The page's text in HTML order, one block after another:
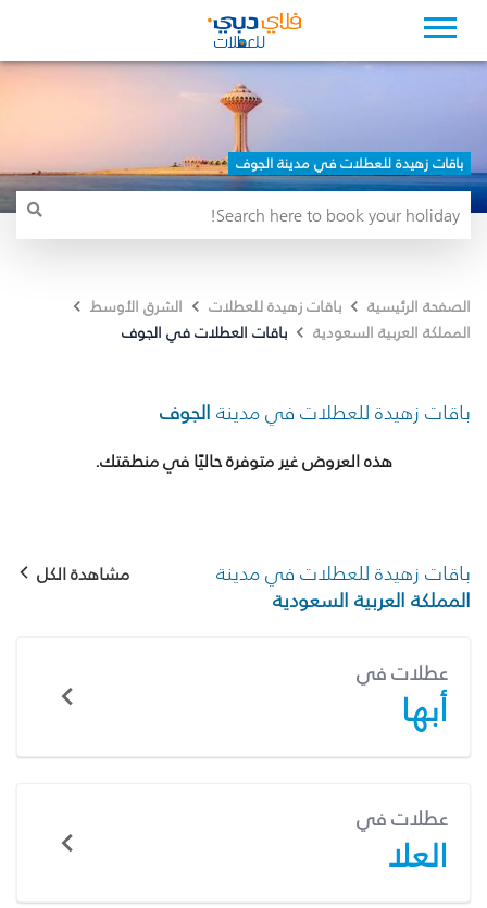
باقات زهيدة للعطلات في مدينة الجوف
الصفحة الرئيسية باقات زهيدة للعطلات
الشرق الأوسط
المملكة العربية السعودية
باقات العطلات في الجوف
باقات زهيدة للعطلات في مدينة الجوف
هذه العروض غير متوفرة حاليًا في منطقتك.
باقات زهيدة للعطلات في مدينة
المملكة العربية السعودية
مشاهدة الكل
عطلات في
أبها
عطلات في
العلا